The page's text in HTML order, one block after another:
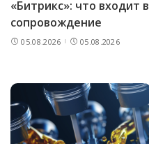
«Битрикс»: что входит в
сопровождение
05.08.2026 05.08.2026